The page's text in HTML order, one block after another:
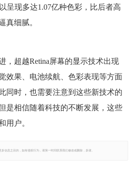
呈现多达1.07亿种色彩，比后者高
真细腻。
，超越Retina屏幕的显示技术出现
效果、电池续航、色彩表现等方面
同时，也需要注意到这些新技术的
是相信随着科技的不断发展，这些
用户。
信息之目的，如有侵权行为，请第一时间联系我们修改或删除，多谢。